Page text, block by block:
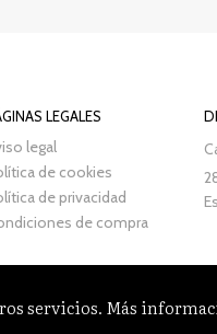
LEGALES
legal
de cookies
de privacidad
de compra
servicios. Más